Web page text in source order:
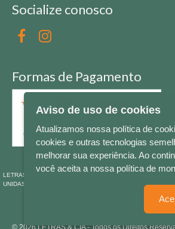
Socialize conosco
Formas de Pagamento
LETRAS & CIA - CNPJ n° 88.587.548/0001-20 - Térreo
UNIDAS , 2001 - Lojas 1064/1065 - RIO BRANCO - - NOVO
© 2026 LETRAS & CIA - Todos os Direitos
Aviso de uso de cookies
Atualizamos nossa política de
cookies e outras tecnologias
melhorar sua experiência. Ao
você aceita a nossa política de